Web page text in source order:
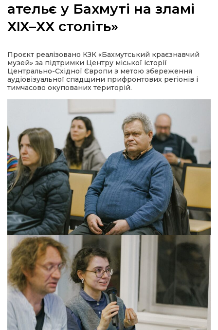
місія
ательє у Бахмуті на зламі
ХІХ–ХХ століть»
Проєкт реалізовано КЗК «Бахмутський краєзнавчий
музей» за підтримки Центру міської історії
Центрально-Східної Європи з метою збереження
аудіовізуальної спадщини прифронтових регіонів і
тимчасово окупованих територій.